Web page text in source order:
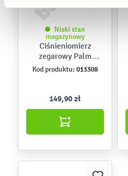
Niski stan
magazynowy
Ciśnieniomierz
zegarowy Palm
NOVAMA PROseries
Kod produktu: 013308
149,90 zł